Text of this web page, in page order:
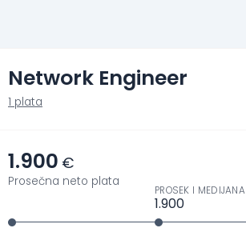
Network Engineer
1 plata
1.900 €
Prosečna neto plata
PROSEK I MEDIJANA
1.900